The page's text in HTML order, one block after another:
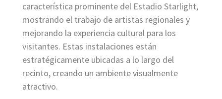
característica prominente del Estadio Starlight,
mostrando el trabajo de artistas regionales y
mejorando la experiencia cultural para los
visitantes. Estas instalaciones están
estratégicamente ubicadas a lo largo del
recinto, creando un ambiente visualmente
atractivo.